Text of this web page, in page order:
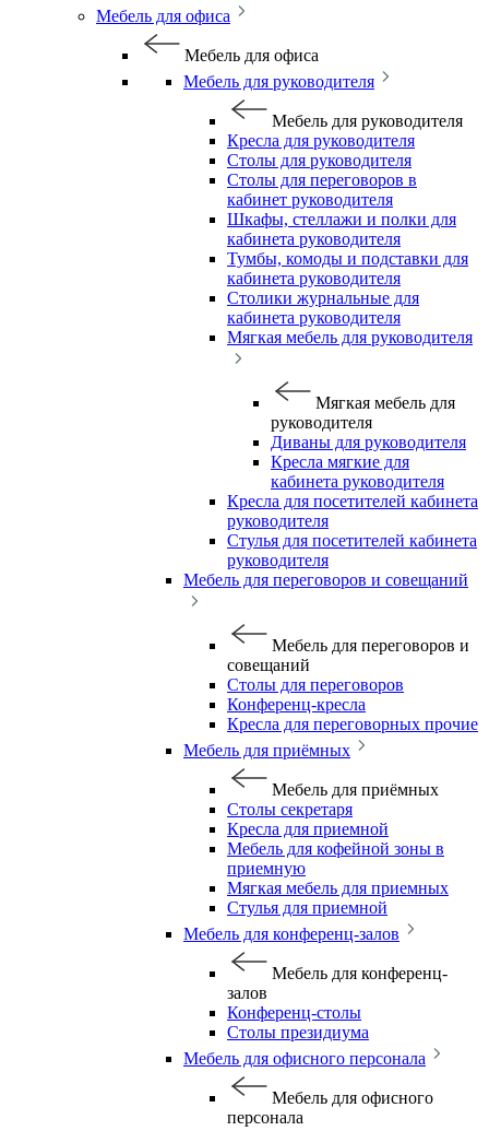
Мебель для офиса
Мебель для офиса
Мебель для руководителя
Мебель для руководителя
Кресла для руководителя
Столы для руководителя
Столы для переговоров в
кабинет руководителя
Шкафы, стеллажи и полки для
кабинета руководителя
Тумбы, комоды и подставки для
кабинета руководителя
Столики журнальные для
кабинета руководителя
Мягкая мебель для руководителя
Мягкая мебель для
руководителя
Диваны для руководителя
Кресла мягкие для
кабинета руководителя
Кресла для посетителей кабинета
руководителя
Стулья для посетителей кабинета
руководителя
Мебель для переговоров и совещаний
Мебель для переговоров и
совещаний
Столы для переговоров
Конференц-кресла
Кресла для переговорных прочие
Мебель для приёмных
Мебель для приёмных
Столы секретаря
Кресла для приемной
Мебель для кофейной зоны в
приемную
Мягкая мебель для приемных
Стулья для приемной
Мебель для конференц-залов
Мебель для конференц-
залов
Конференц-столы
Столы президиума
Мебель для офисного персонала
Мебель для офисного
персонала